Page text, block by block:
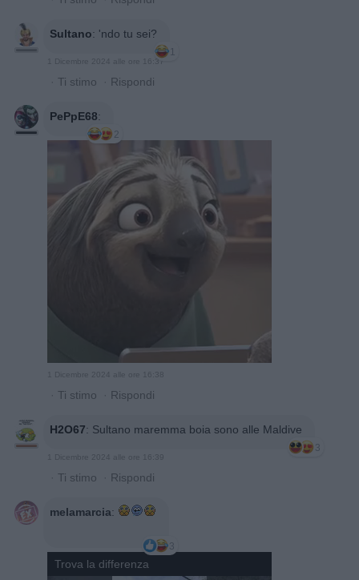
Sultano: 'ndo tu sei?
1
1 Dicembre 2024 alle ore 16:37
· Ti stimo · Rispondi
PePpE68:
2
1 Dicembre 2024 alle ore 16:38
· Ti stimo · Rispondi
H2O67: Sultano maremma boia sono alle Maldive
3
1 Dicembre 2024 alle ore 16:39
· Ti stimo · Rispondi
melamarcia:
3
Trova la differenza